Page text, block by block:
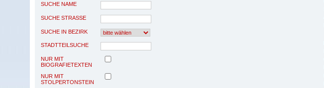
SUCHE NAME
SUCHE STRASSE
SUCHE IN BEZIRK
STADTTEILSUCHE
NUR MIT
BIOGRAFIETEXTEN
NUR MIT
STOLPERTONSTEIN